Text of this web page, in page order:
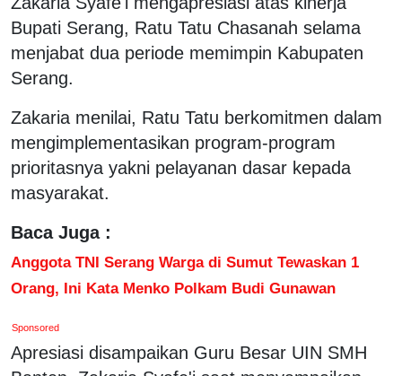
Bupati Serang, Ratu Tatu Chasanah selama
menjabat dua periode memimpin Kabupaten
Serang.
Zakaria menilai, Ratu Tatu berkomitmen dalam
mengimplementasikan program-program
prioritasnya yakni pelayanan dasar kepada
masyarakat.
Baca Juga :
Anggota TNI Serang Warga di Sumut Tewaskan 1
Orang, Ini Kata Menko Polkam Budi Gunawan
Sponsored
Apresiasi disampaikan Guru Besar UIN SMH